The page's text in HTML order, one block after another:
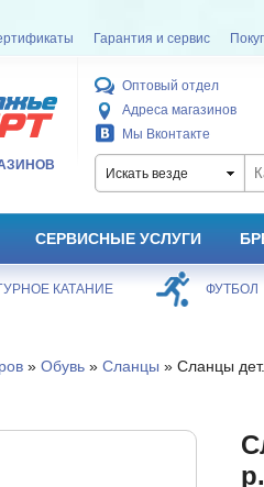
Гарантия и сервис
Оптовый отдел
Адреса магазинов
Мы Вконтакте
Искать везде
СЕРВИСНЫЕ УСЛУГИ
КАТАНИЕ ФУТБОЛ
» Обувь» Сланцы » Сланцы